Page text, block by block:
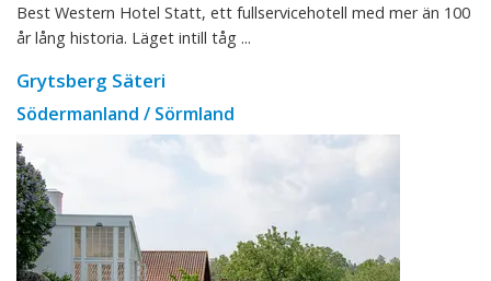
Best Western Hotel Statt, ett fullservicehotell med mer än 100
år lång historia. Läget intill tåg ...
Grytsberg Säteri
Södermanland / Sörmland